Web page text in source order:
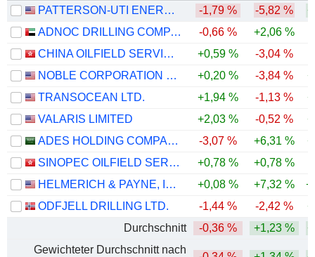
PATTERSON-UTI ENERGY, INC. -1,79 % -5,82 %
ADNOC DRILLING COMPANY
-0,66 % +2,06 %
CHINA OILFIELD SERVICES LIMITED
+0,59 % -3,04 %
NOBLE CORPORATION PLC
+0,20 % -3,84 %
TRANSOCEAN LTD.
+1,94 % -1,13 %
VALARIS LIMITED
+2,03 % -0,52 %
ADES HOLDING COMPANY
-3,07 % +6,31 %
SINOPEC OILFIELD SERVICE CORPORATION
+0,78 % +0,78 %
HELMERICH & PAYNE, INC.
+0,08 % +7,32 %
ODFJELL DRILLING LTD.
-1,44 % -2,42 %
Durchschnitt
-0,36 % +1,23 %
Gewichteter Durchschnitt nach